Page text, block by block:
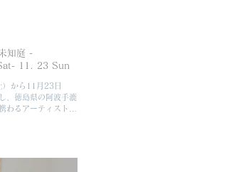
11. 23 Sun
から11月23日
、徳島県の阿波手漉
わるアーティスト
は長谷にある景観重